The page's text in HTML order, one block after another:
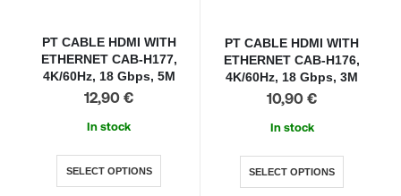
PT CABLE HDMI WITH
ETHERNET CAB-H177,
4K/60Hz, 18 Gbps, 5M
12,90 €
In stock
SELECT OPTIONS
PT CABLE HDMI WITH
ETHERNET CAB-H176,
4K/60Hz, 18 Gbps, 3M
10,90 €
In stock
SELECT OPTIONS